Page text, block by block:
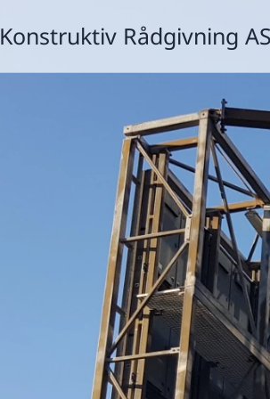
Konstruktiv Rådgivning